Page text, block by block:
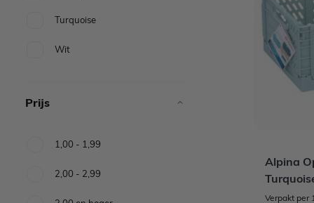
Turquoise
Wit
Prijs
1,00 - 1,99
2,00 - 2,99
Alpina
Verpakt per